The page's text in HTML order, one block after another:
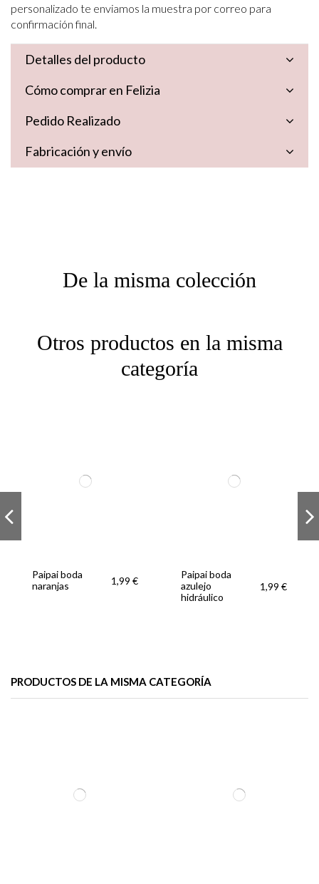
personalizado te enviamos la muestra por correo para
confirmación final.
Detalles del producto
Cómo comprar en Felizia
Pedido Realizado
Fabricación y envío
De la misma colección
Otros productos en la misma
categoría
Paipai boda
naranjas
1,99 €
Paipai boda
azulejo
hidráulico
1,99 €
PRODUCTOS DE LA MISMA CATEGORÍA